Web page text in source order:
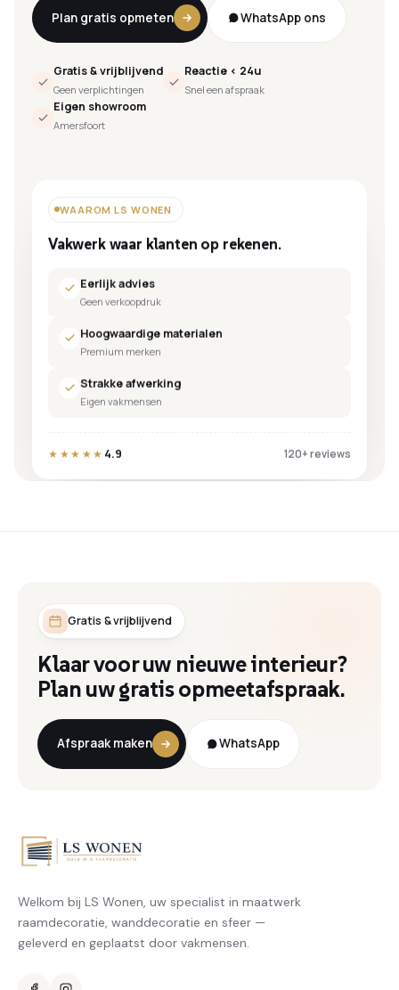
Plan gratis opmeten WhatsApp ons
Gratis & vrijblijvend
Geen verplichtingen
Reactie < 24u
Snel een afspraak
Eigen showroom
Amersfoort
WAAROM LS WONEN
Vakwerk waar klanten op rekenen.
Eerlijk advies
Geen verkoopdruk
Hoogwaardige materialen
Premium merken
Strakke afwerking
Eigen vakmensen
★★★★★ 4.9 120+ reviews
Gratis & vrijblijvend
Klaar voor uw nieuwe interieur?
Plan uw gratis opmeetafspraak.
Afspraak maken WhatsApp
Welkom bij LS Wonen, uw specialist in maatwerk
raamdecoratie, wanddecoratie en sfeer —
geleverd en geplaatst door vakmensen.